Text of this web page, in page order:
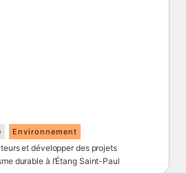
Environnement
et développer des projets
durable à l’Étang Saint-Paul